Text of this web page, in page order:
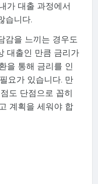
가 대출 과정에서
습니다.
감을 느끼는 경우도
대출인 만큼 금리가
을 통해 금리를 인
요가 있습니다. 만
도 단점으로 꼽히
계획을 세워야 합